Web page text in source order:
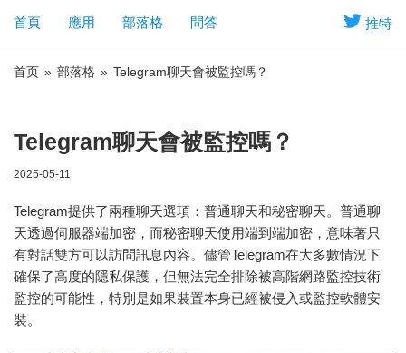
推特
首頁 應用 部落格 問答
首页 » 部落格 » Telegram聊天會被監控嗎？
Telegram聊天會被監控嗎？
2025-05-11
Telegram提供了兩種聊天選項：普通聊天和秘密聊天。普通聊
天透過伺服器端加密，而秘密聊天使用端到端加密，意味著只
有對話雙方可以訪問訊息內容。儘管Telegram在大多數情況下
確保了高度的隱私保護，但無法完全排除被高階網路監控技術
監控的可能性，特別是如果裝置本身已經被侵入或監控軟體安
裝。